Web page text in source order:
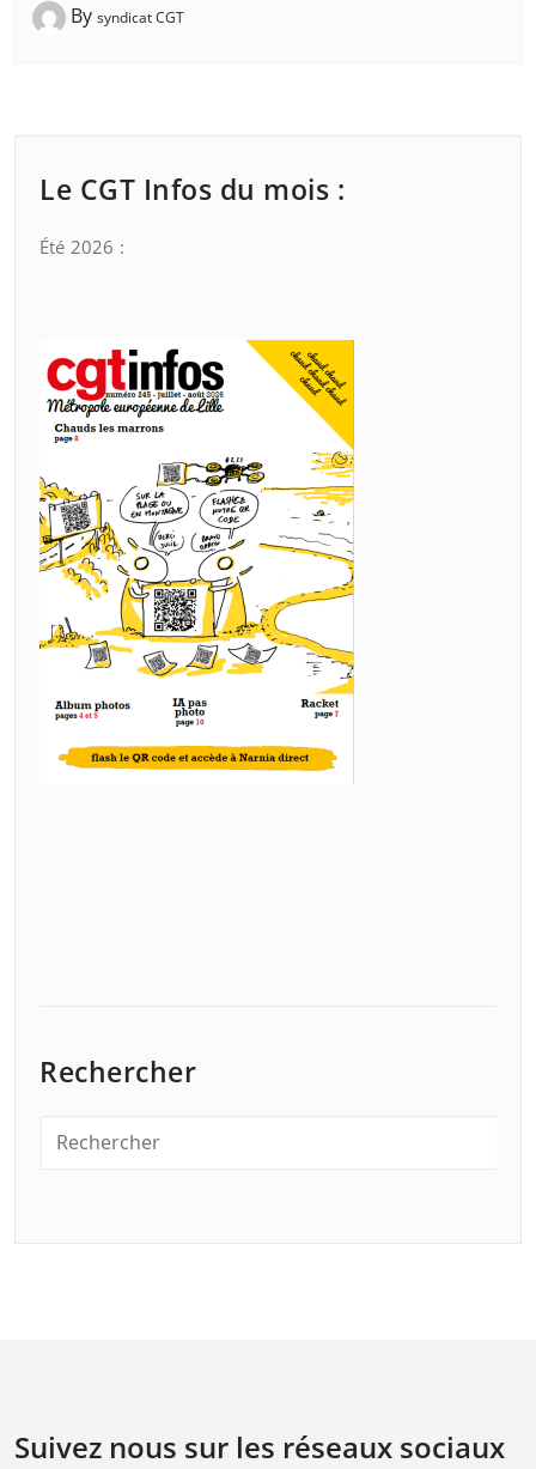
By syndicat CGT
Le CGT Infos du mois :
Été 2026 :
Rechercher
Suivez nous sur les réseaux sociaux